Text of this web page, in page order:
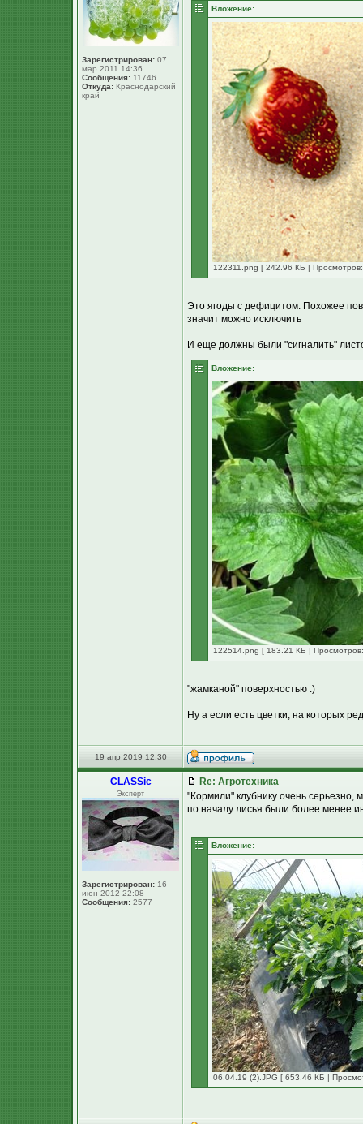
Зарегистрирован: 07
мар 2011 14:36
Сообщения: 11746
Откуда: Краснодарский
край
Вложение:
122311.png [ 242.96 КБ |
Это ягоды с дефицитом. Похожее
значит можно исключить
И еще должны были "сигналить"
Вложение:
122514.png [ 183.21 КБ |
"жамканой" поверхностью :)
Ну а если есть цветки, на которых
19 апр 2019 12:30
CLASSic
Эксперт
Зарегистрирован: 16
июн 2012 22:08
Сообщения: 2577
Re: Агротехника
"Кормили" клубнику очень серьезно,
по началу лисья были более менее
Вложение:
06.04.19 (2).JPG [ 653.46 КБ |